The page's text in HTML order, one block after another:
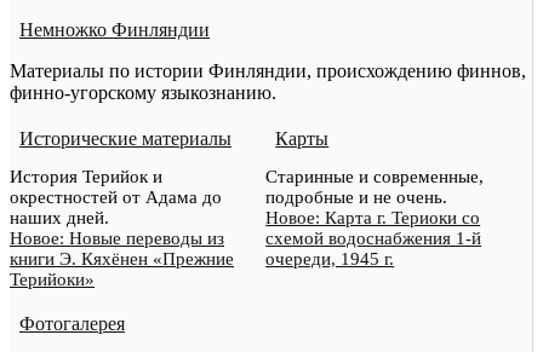
Немножко Финляндии
Материалы по истории Финляндии, происхождению финнов,
финно-угорскому языкознанию.
Исторические материалы
История Терийок и
окрестностей от Адама до
наших дней.
Новое: Новые переводы из
книги Э. Кяхёнен «Прежние
Терийоки»
Карты
Старинные и современные,
подробные и не очень.
Новое: Карта г. Териоки со
схемой водоснабжения 1-й
очереди, 1945 г.
Фотогалерея